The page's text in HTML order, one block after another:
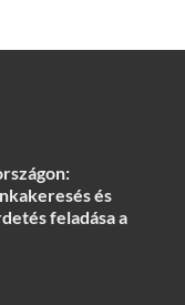
és
feladása a